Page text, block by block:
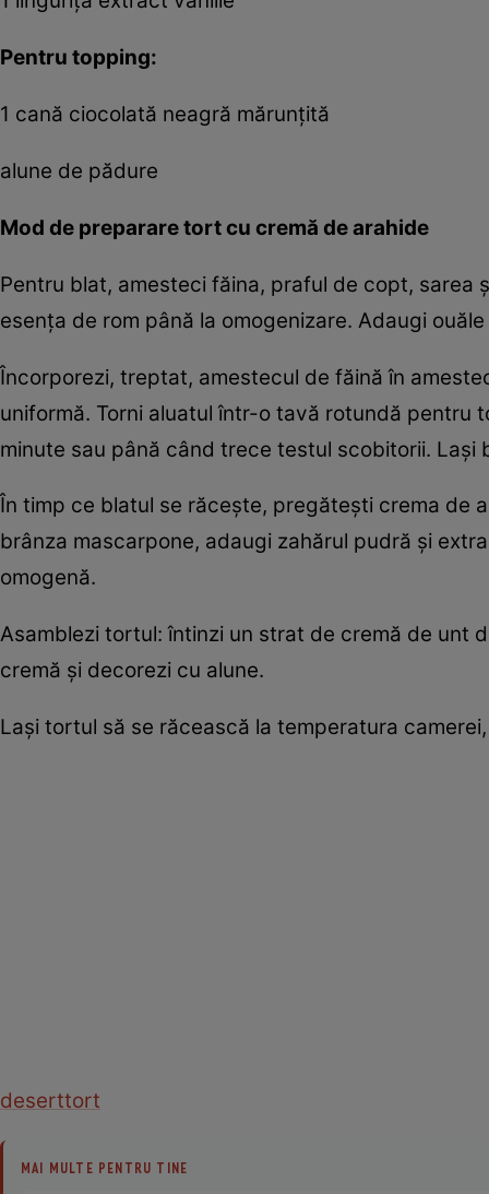
Pentru topping:
1 cană ciocolată neagră mărunțită
alune de pădure
Mod de preparare tort cu cremă de arahide
Pentru blat, amesteci făina, praful de copt, sarea
esența de rom până la omogenizare. Adaugi
Încorporezi, treptat, amestecul de făină în
uniformă. Torni aluatul într-o tavă rotundă
minute sau până când trece testul scobitorii.
În timp ce blatul se răcește, pregătești crema de
brânza mascarpone, adaugi zahărul pudră și
omogenă.
Asamblezi tortul: întinzi un strat de cremă de unt
cremă și decorezi cu alune.
Lași tortul să se răcească la temperatura
deserttort
MAI MULTE PENTRU TINE